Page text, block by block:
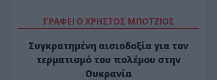
ΓΡΑΦΕΙ Ο ΧΡΗΣΤΟΣ ΜΠΟΤΖΙΟΣ
Συγκρατημένη αισιοδοξία για τον
τερματισμό του πολέμου στην
Ουκρανία